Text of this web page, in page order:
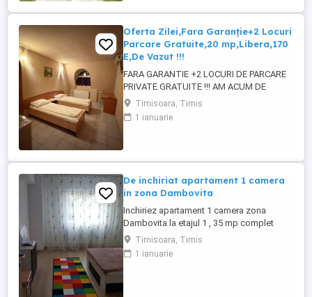
100%.Imobilul are Balcon, Bucătărie
Separata,Hol ...
Oferta Zilei,Fara Garanție+2 Locuri
Parcare Gratuite,20 mp,Libera,170
E,De Vazut !!!
FARA GARANTIE +2 LOCURI DE PARCARE
PRIVATE GRATUITE !!! AM ACUM DE
INCHIRIAT IN ZONA SAGULUI-
DAMBOVITA, O Garsoniera Formata din
Camera Separata Spațioasă+ Baie Proprie
Frigider ,TV și MERITA VAZUT 100%.
Chiria lunara este 170 ...
Timisoara, Timis
1 ianuarie
De inchiriat apartament 1 camera
in zona Dambovita
Inchiriez apartament 1 camera zona
Dambovita la etajul 1 , 35 mp complet
mobilat si utilat la 5 min distanta de linia
de tramvai. Pt mai multe detalii nu ezitati
sa sunati
Timisoara, Timis
1 ianuarie